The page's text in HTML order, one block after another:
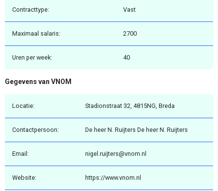
Contracttype: Vast
Maximaal salaris: 2700
Uren per week: 40
Gegevens van VNOM
Locatie: Stadionstraat 32, 4815NG, Breda
Contactpersoon: De heer N. Ruijters De heer N. Ruijters
Email: nigel.ruijters@vnom.nl
Website: https://www.vnom.nl